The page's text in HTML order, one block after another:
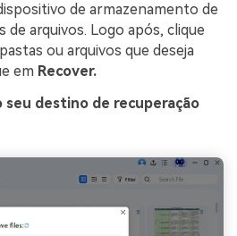
de armazenamento de
de arquivos. Logo após, clique
ou arquivos que deseja
em Recover.
seu destino de recuperação